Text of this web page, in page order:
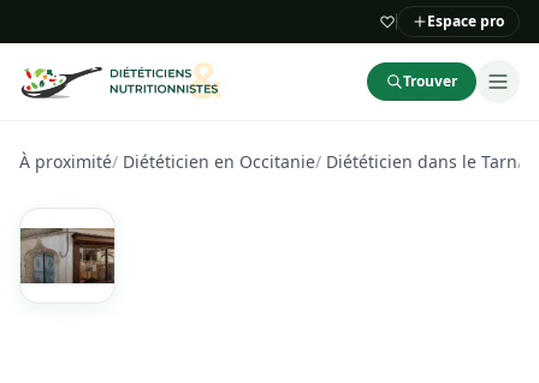
Espace pro
Trouver
À proximité/ Diététicien en Occitanie/ Diététicien dans le Tarn/